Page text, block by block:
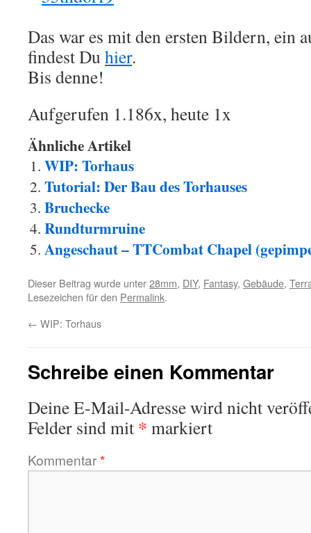
Das war es mit den ersten Bildern, ein
findest Du hier.
Bis denne!
Aufgerufen 1.186x, heute 1x
Ähnliche Artikel
WIP: Torhaus
Tutorial: Der Bau des Torhauses
Bruchecke
Rundturmruine
Angeschaut – TTCombat Chapel
Dieser Beitrag wurde unter28mm, DIY, Fantasy, Gebäude,
Lesezeichen für den Permalink.
← WIP: Torhaus
Schreibe einen Kommentar
Deine E-Mail-Adresse wird nicht
Felder sind mit * markiert
Kommentar*